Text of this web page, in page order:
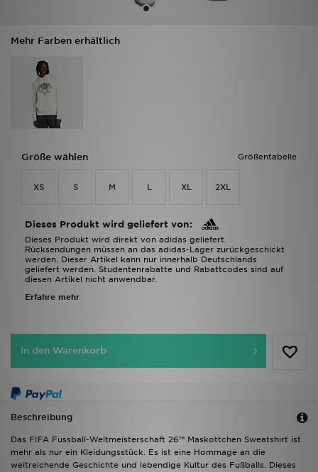
Mehr Farben erhältlich
Größentabelle
Größe wählen
XS S M L XL 2XL
Dieses Produkt wird geliefert von:
Dieses Produkt wird direkt von adidas geliefert.
Rücksendungen müssen an das adidas-Lager zurückgeschickt
werden. Dieser Artikel kann nur innerhalb Deutschlands
geliefert werden. Studentenrabatte und Rabattcodes sind auf
diesen Artikel nicht anwendbar.
Erfahre mehr
In den Warenkorb
Beschreibung
Das FIFA Fussball-Weltmeisterschaft 26™ Maskottchen Sweatshirt ist
mehr als nur ein Kleidungsstück. Es ist eine Hommage an die
weitreichende Geschichte und lebendige Kultur des Fußballs. Dieses